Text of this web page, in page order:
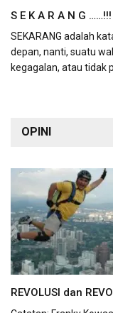
S E K A R A N G ……!!!
SEKARANG adalah
depan, nanti, suatu
kegagalan, atau tidak
OPINI
REVOLUSI dan